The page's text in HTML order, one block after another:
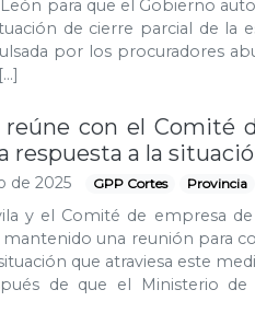
León para que el Gobierno
de cierre parcial de la
por los procuradores
reúne con el Comité
respuesta a la
de 2025 GPP Cortes Provincia
y el Comité de empresa
una reunión para
que atraviesa este
de que el Ministerio de